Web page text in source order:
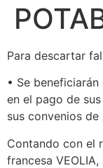
Para descartar
• Se
en el pago de
sus convenios de
Contando con el
francesa